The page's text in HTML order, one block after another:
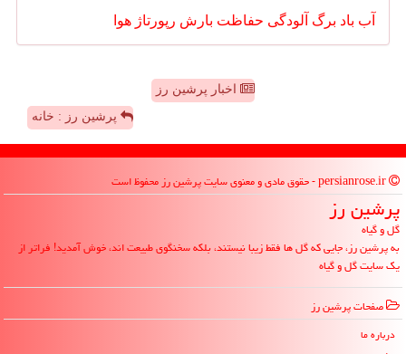
آب باد برگ آلودگی حفاظت بارش رپورتاژ هوا
اخبار پرشین رز
پرشین رز : خانه
پرشین رز
گل و گیاه
به پرشین رز، جایی که گل ها فقط زیبا نیستند، بلکه سخنگوی طبیعت اند، خوش آمدید! فراتر از
یک سایت گل و گیاه
صفحات پرشین رز
درباره ما